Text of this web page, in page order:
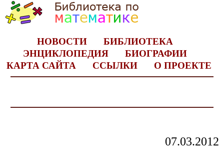
НОВОСТИ
БИБЛИОТЕКА
ЭНЦИКЛОПЕДИЯ
БИОГРАФИИ
КАРТА САЙТА
ССЫЛКИ О ПРОЕКТЕ
07.03.2012